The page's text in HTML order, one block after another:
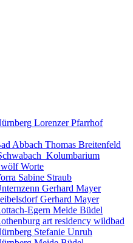
Lorenzer Pfarrhof
Abbach Thomas Breitenfeld
Worte
Sabine Straub
Gerhard Mayer
Gerhard Mayer
Egern Meide Büdel
art residency wildbad
Stefanie Unruh